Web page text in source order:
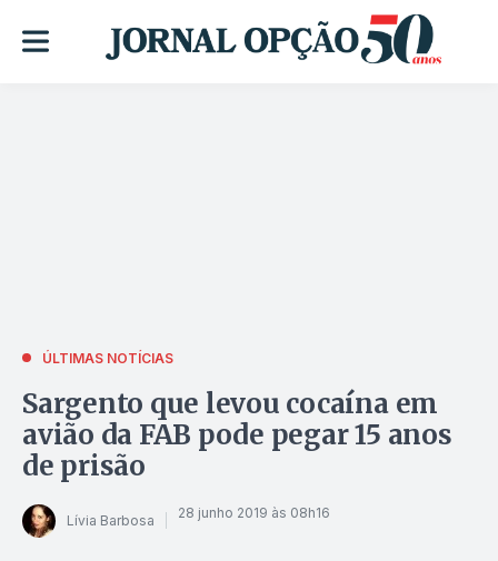
ÚLTIMAS NOTÍCIAS
Sargento que levou cocaína em
avião da FAB pode pegar 15 anos
de prisão
Lívia Barbosa 28 junho 2019 às 08h16